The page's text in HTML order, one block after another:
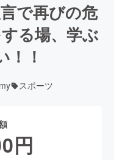
で再びの危
る場、学ぶ
！！
スポーツ
円